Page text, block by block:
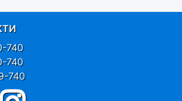
740
740
740